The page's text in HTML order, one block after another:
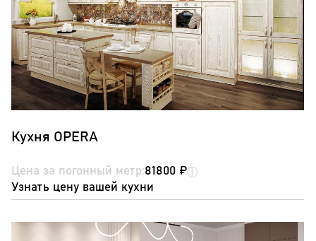
Кухня OPERA
Цена за погонный метр:81800 ₽
Узнать цену вашей кухни